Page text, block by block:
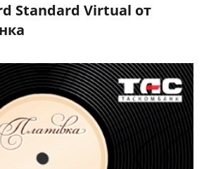
Standard Virtual от